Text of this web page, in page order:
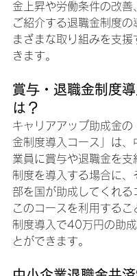
金上昇や労働条件の改善
ご紹介する退職金制度の
まざまな取り組みを支援
きます。
賞与・退職金制度
は？
キャリアアップ助成金の
金制度導入コース」は、
業員に賞与や退職金を支
制度を導入する場合に、
部を国が助成してくれる
このコースを利用するこ
制度導入で40万円の助
とができます。